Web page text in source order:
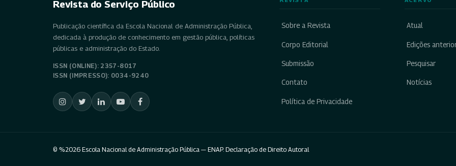
Revista do Serviço Público
Publicação científica da Escola Nacional de Administração Pública,
dedicada à produção de conhecimento em gestão pública, políticas
públicas e administração do Estado.
ISSN (ONLINE): 2357-8017
ISSN (IMPRESSO): 0034-9240
Sobre a Revista
Corpo Editorial
Submissão
Contato
Política de Privacidade
Atual
Edições
Pesquisar
Notícias
© %2026 Escola Nacional de Administração Pública — ENAP. Declaração de Direito Autoral